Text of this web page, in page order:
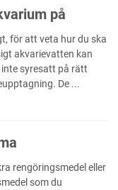
på
för att veta hur du ska
akvarievatten kan
syresatt på rätt
De ...
rengöringsmedel eller
som du